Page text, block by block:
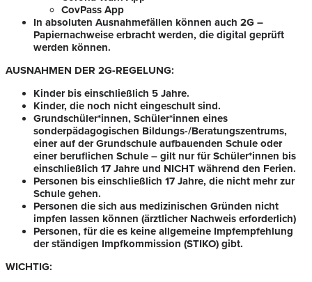
CovPass App
In absoluten Ausnahmefällen können auch 2G –
Papiernachweise erbracht werden, die digital geprüft
werden können.
AUSNAHMEN DER 2G-REGELUNG:
Kinder bis einschließlich 5 Jahre.
Kinder, die noch nicht eingeschult sind.
Grundschüler*innen, Schüler*innen eines
sonderpädagogischen Bildungs-/Beratungszentrums,
einer auf der Grundschule aufbauenden Schule oder
einer beruflichen Schule – gilt nur für Schüler*innen bis
einschließlich 17 Jahre und NICHT während den Ferien.
Personen bis einschließlich 17 Jahre, die nicht mehr zur
Schule gehen.
Personen die sich aus medizinischen Gründen nicht
impfen lassen können (ärztlicher Nachweis erforderlich)
Personen, für die es keine allgemeine Impfempfehlung
der ständigen Impfkommission (STIKO) gibt.
WICHTIG: